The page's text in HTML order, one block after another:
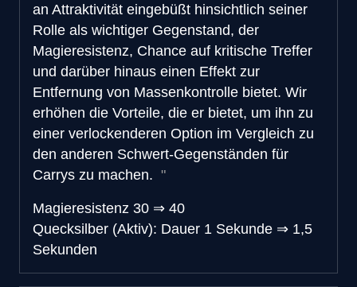
an Attraktivität eingebüßt hinsichtlich seiner
Rolle als wichtiger Gegenstand, der
Magieresistenz, Chance auf kritische Treffer
und darüber hinaus einen Effekt zur
Entfernung von Massenkontrolle bietet. Wir
erhöhen die Vorteile, die er bietet, um ihn zu
einer verlockenderen Option im Vergleich zu
den anderen Schwert-Gegenständen für
Carrys zu machen.
Magieresistenz 30 ⇒ 40
Quecksilber (Aktiv): Dauer 1 Sekunde ⇒ 1,5
Sekunden